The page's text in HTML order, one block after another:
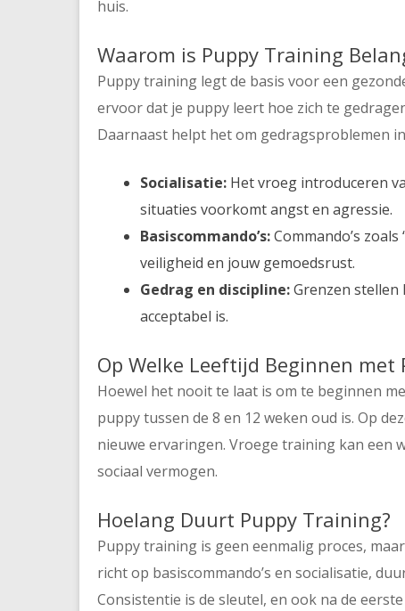
huis.
Waarom is Puppy Training
Puppy training legt de basis voor een
ervoor dat je puppy leert hoe zich te
Daarnaast helpt het om gedragsproblemen
Socialisatie: Het vroeg introduceren
situaties voorkomt angst en agressie.
Basiscommando’s:Commando’s
veiligheid en jouw gemoedsrust.
Gedrag en discipline:Grenzen
acceptabel is.
Op Welke Leeftijd Beginnen met
Hoewel het nooit te laat is om te beginnen
puppy tussen de 8 en 12 weken oud is. Op
nieuwe ervaringen. Vroege training kan een
sociaal vermogen.
Hoelang Duurt Puppy Training?
Puppy training is geen eenmalig proces,
richt op basiscommando’s en socialisatie,
Consistentie is de sleutel, en ook na de